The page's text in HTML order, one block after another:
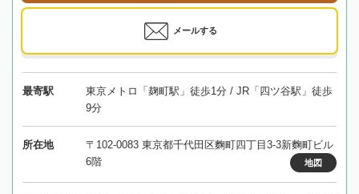
メールする
最寄駅
東京メトロ「麹町駅」徒歩1分 / JR「四ツ谷駅」徒歩
9分
所在地
〒102-0083 東京都千代田区麴町四丁目3-3新麴町ビル
6階
地図